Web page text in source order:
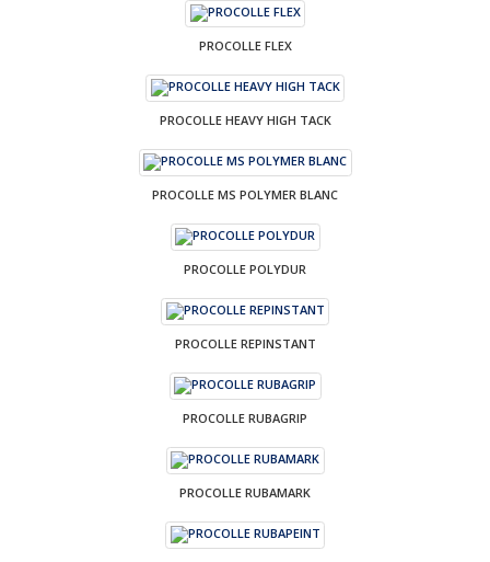
PROCOLLE FLEX
PROCOLLE HEAVY HIGH TACK
PROCOLLE MS POLYMER BLANC
PROCOLLE POLYDUR
PROCOLLE REPINSTANT
PROCOLLE RUBAGRIP
PROCOLLE RUBAMARK